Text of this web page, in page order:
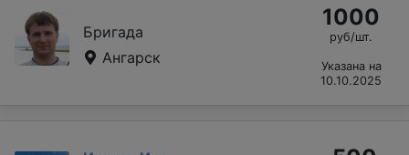
Бригада
Ангарск
1000
руб/шт.
Указана на
10.10.2025